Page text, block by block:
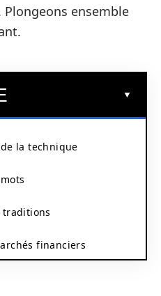
ensemble
la technique
traditions
financiers